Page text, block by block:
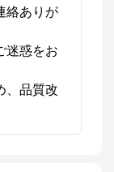
絡ありが
迷惑をお
、品質改